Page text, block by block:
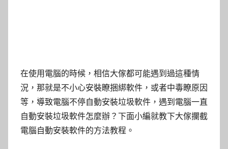
在使用電腦的時候，相信大傢都可能遇到過這種情
況，那就是不小心安裝瞭捆綁軟件，或者中毒瞭原因
等，導致電腦不停自動安裝垃圾軟件，遇到電腦一直
自動安裝垃圾軟件怎麼辦？下面小編就教下大傢攔截
電腦自動安裝軟件的方法教程。